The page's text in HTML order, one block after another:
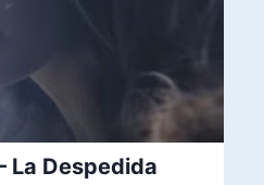
La Despedida